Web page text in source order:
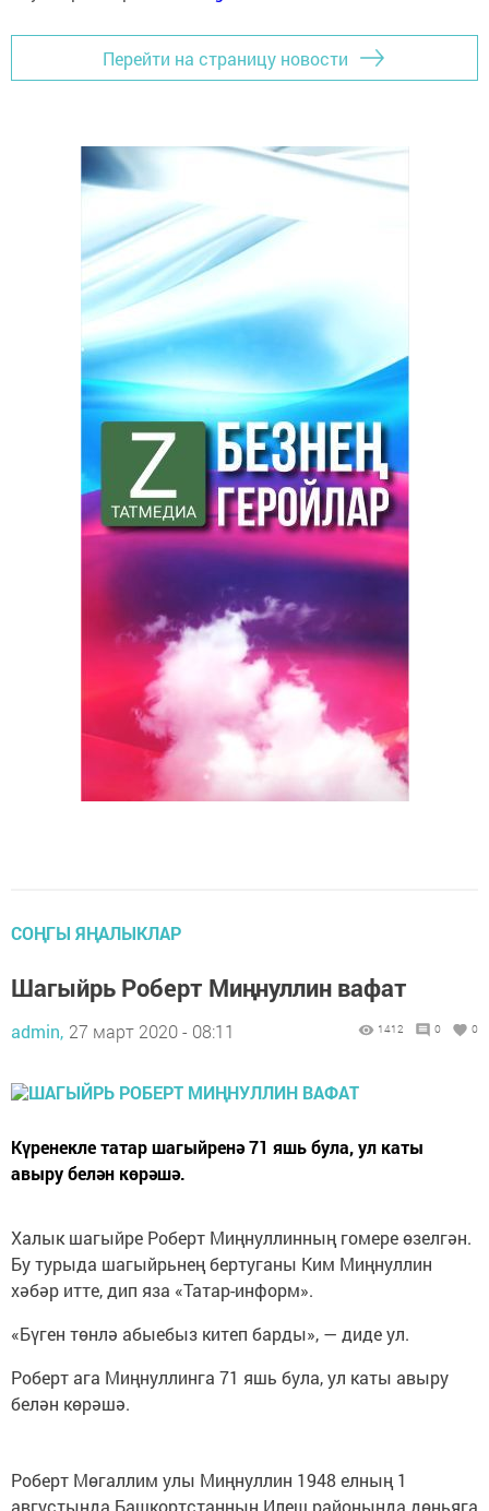
Перейти на страницу новости
СОҢГЫ ЯҢАЛЫКЛАР
Шагыйрь Роберт Миңнуллин вафат
admin, 27 март 2020 - 08:11 1412 0 0
Күренекле татар шагыйренә 71 яшь була, ул каты
авыру белән көрәшә.
Халык шагыйре Роберт Миңнуллинның гомере өзелгән.
Бу турыда шагыйрьнең бертуганы Ким Миңнуллин
хәбәр итте, дип яза «Татар-информ».
«Бүген төнлә абыебыз китеп барды», — диде ул.
Роберт ага Миңнуллинга 71 яшь була, ул каты авыру
белән көрәшә.
Роберт Мөгаллим улы Миңнуллин 1948 елның 1
августында Башкортстанның Илеш районында дөньяга